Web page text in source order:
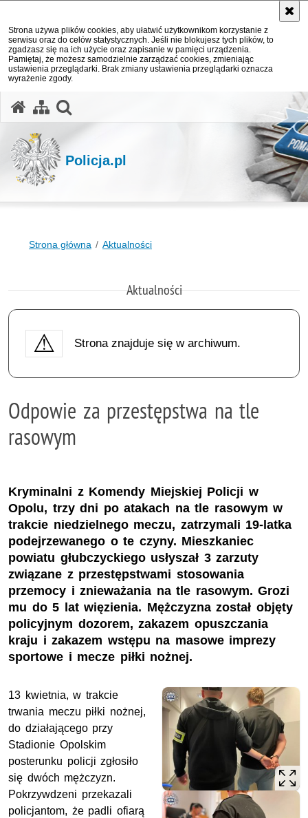
Strona używa plików cookies, aby ułatwić użytkownikom korzystanie z
serwisu oraz do celów statystycznych. Jeśli nie blokujesz tych plików, to
zgadzasz się na ich użycie oraz zapisanie w pamięci urządzenia.
Pamiętaj, że możesz samodzielnie zarządzać cookies, zmieniając
ustawienia przeglądarki. Brak zmiany ustawienia przeglądarki oznacza
wyrażenie zgody.
Policja.pl
Strona główna Aktualności
Aktualności
Strona znajduje się w archiwum.
Odpowie za przestępstwa na tle
rasowym
Kryminalni z Komendy Miejskiej Policji w
Opolu, trzy dni po atakach na tle rasowym w
trakcie niedzielnego meczu, zatrzymali 19-latka
podejrzewanego o te czyny. Mieszkaniec
powiatu głubczyckiego usłyszał 3 zarzuty
związane z przestępstwami stosowania
przemocy i znieważania na tle rasowym. Grozi
mu do 5 lat więzienia. Mężczyzna został objęty
policyjnym dozorem, zakazem opuszczania
kraju i zakazem wstępu na masowe imprezy
sportowe i mecze piłki nożnej.
13 kwietnia, w trakcie
trwania meczu piłki nożnej,
do działającego przy
Stadionie Opolskim
posterunku policji zgłosiło
się dwóch mężczyzn.
Pokrzywdzeni przekazali
policjantom, że padli ofiarą